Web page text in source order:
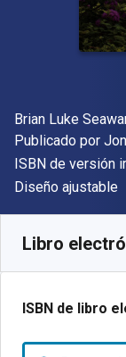
Autor(es)
Brian Luke
Editor
Publicado por
ISBN de versión
Formato
Diseño ajustable
Libro
ISBN de libro